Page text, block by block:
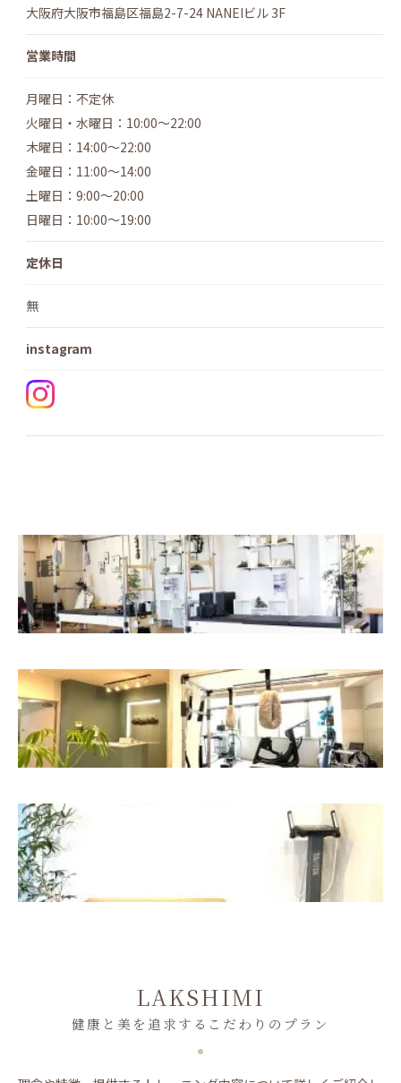
大阪府大阪市福島区福島2-7-24 NANEIビル 3F
営業時間
月曜日：不定休
火曜日・水曜日：10:00～22:00
木曜日：14:00～22:00
金曜日：11:00～14:00
土曜日：9:00～20:00
日曜日：10:00～19:00
定休日
無
instagram
健康と美を追求するこだわりのプラン
LAKSHIMI